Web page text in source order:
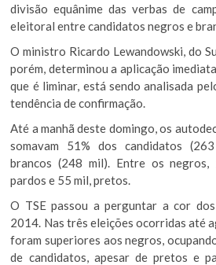
divisão equânime das verbas de
eleitoral entre candidatos negros e
O ministro Ricardo Lewandowski, do
porém, determinou a aplicação
que é liminar, está sendo analisada
tendência de confirmação.
Até a manhã deste domingo, os
somavam 51% dos candidatos
brancos (248 mil). Entre os negros,
pardos e 55 mil, pretos.
O TSE passou a perguntar a cor
2014. Nas três eleições ocorridas até
foram superiores aos negros,
de candidatos, apesar de pretos e